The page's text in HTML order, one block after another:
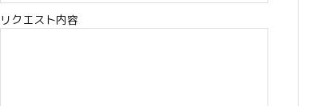
リクエスト内容